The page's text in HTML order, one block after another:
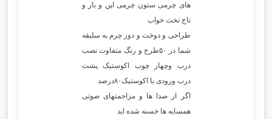
های چرمی ستون چرمی اپن و بار و
تاج تخت خواب
طراحی و دوخت و دوز چرم به سلیقه
شما در ۵۰طرح و رنگ متفاوت نصب
درب وچهار چوب اکوستیک پشت
درب ورودی با اکوستیک۸۰درصد
اگر از صدا ها و مزاحمتهای صوتی
همسایه ها خسنه شده اید